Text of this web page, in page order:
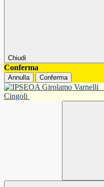
Chiudi
Conferma
Annulla Conferma
Cingoli